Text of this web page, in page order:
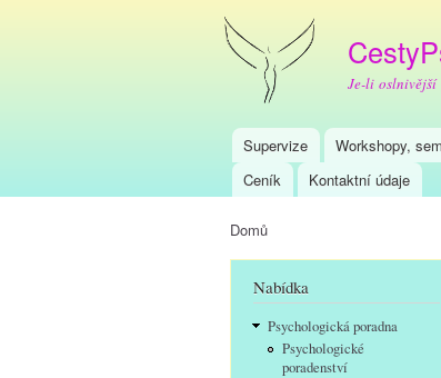
Je-li oslnivější
Hlavní menu
Supervize Workshopy,
Ceník
Kontaktní údaje
Domů
Nabídka
Psychologická poradna
Psychologické
poradenství